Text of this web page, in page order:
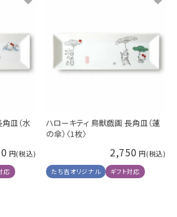
皿（水
応
ハローキティ 鳥獣戯画 長角皿（蓮
の傘）〈1枚〉
2,750
たち吉オリジナル ギフト対応